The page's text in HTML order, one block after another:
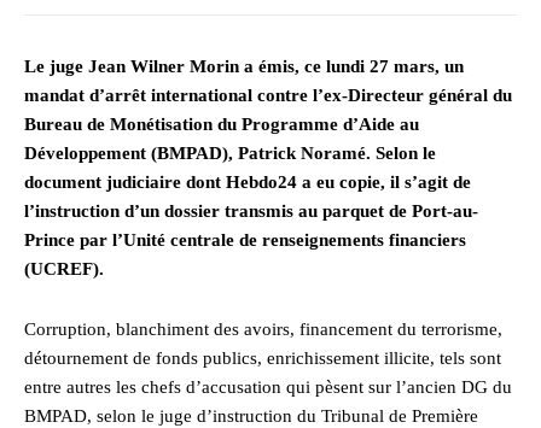
Le juge Jean Wilner Morin a émis, ce lundi 27 mars, un
mandat d’arrêt international contre l’ex-Directeur général du
Bureau de Monétisation du Programme d’Aide au
Développement (BMPAD), Patrick Noramé. Selon le
document judiciaire dont Hebdo24 a eu copie, il s’agit de
l’instruction d’un dossier transmis au parquet de Port-au-
Prince par l’Unité centrale de renseignements financiers
(UCREF).
Corruption, blanchiment des avoirs, financement du terrorisme,
détournement de fonds publics, enrichissement illicite, tels sont
entre autres les chefs d’accusation qui pèsent sur l’ancien DG du
BMPAD, selon le juge d’instruction du Tribunal de Première